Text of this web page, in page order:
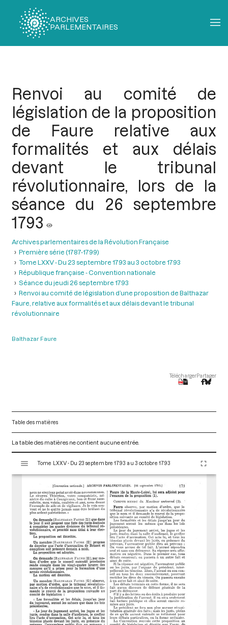
ARCHIVES
PARLEMENTAIRES
Renvoi au comité de
législation de la proposition
de Faure relative aux
formalités et aux délais
devant le tribunal
révolutionnaire, lors de la
séance du 26 septembre
1793
Archives parlementaires de la Révolution Française
Première série (1787-1799)
Tome LXXV - Du 23 septembre 1793 au 3 octobre 1793
République française - Convention nationale
Séance du jeudi 26 septembre 1793
Renvoi au comité de législation d’une proposition de Balthazar
Faure, relative aux formalités et aux délais devant le tribunal
révolutionnaire
Balthazar Faure
TéléchargerPartager
Table des matières
La table des matières ne contient aucune entrée.
s
Tome LXXV - Du 23 septembre 1793 au 3 octobre 1793